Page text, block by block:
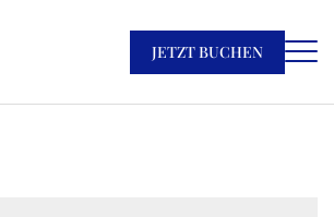
JETZT BUCHEN